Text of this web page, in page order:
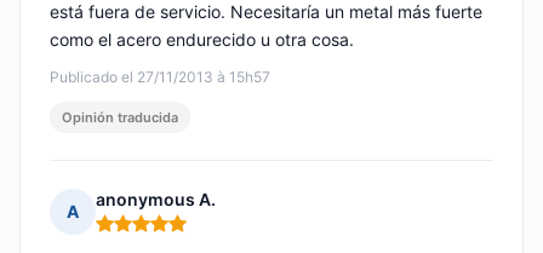
Publicado el 27/11/2013 à 15h57
está fuera de servicio. Necesitaría un metal más fuerte
como el acero endurecido u otra cosa.
Opinión traducida
A
anonymous A.
Nota: 5 de 5